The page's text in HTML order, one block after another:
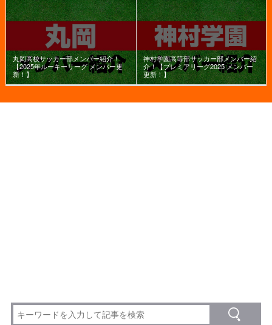
丸岡高校サッカー部メンバー紹介！
【2025年ルーキーリーグ メンバー更
新！】
神村学園高等部サッカー部メンバー紹
介！【プレミアリーグ2025 メンバー
更新！】